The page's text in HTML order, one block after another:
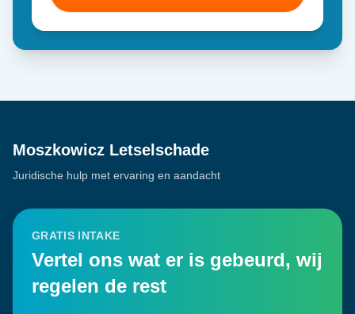
Moszkowicz Letselschade
Juridische hulp met ervaring en aandacht
GRATIS INTAKE
Vertel ons wat er is gebeurd, wij
regelen de rest